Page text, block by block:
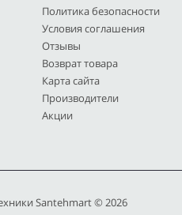
Политика безопасности
Условия соглашения
Отзывы
Возврат товара
Карта сайта
Производители
Акции
Santehmart © 2026